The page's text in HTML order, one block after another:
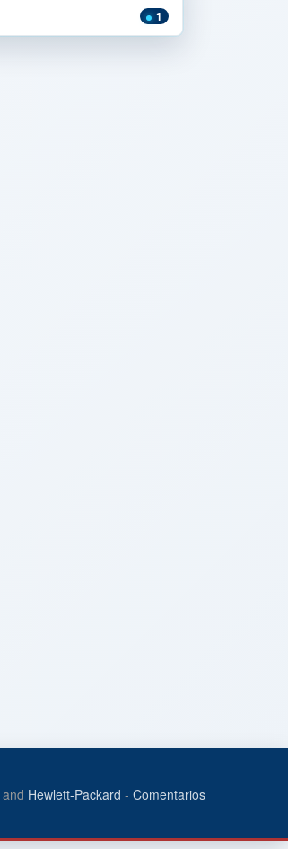
1
and Hewlett-Packard - Comentarios